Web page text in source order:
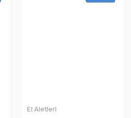
El Aletleri